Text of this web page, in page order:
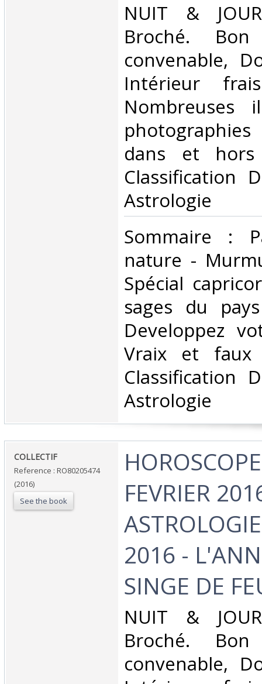
‎NUIT &
Broché.
convenable,
Intérieur
Nombreuses
dans et
Classification
Astrologie‎
‎Sommaire :
nature -
Spécial
sages du
Developpez
Vraix et faux
Classification
Astrologie‎
‎COLLECTIF‎
Reference : RO80205474
(2016)
See the book
FEVRIER
2016 -
SINGE DE
‎NUIT &
Broché.
convenable,